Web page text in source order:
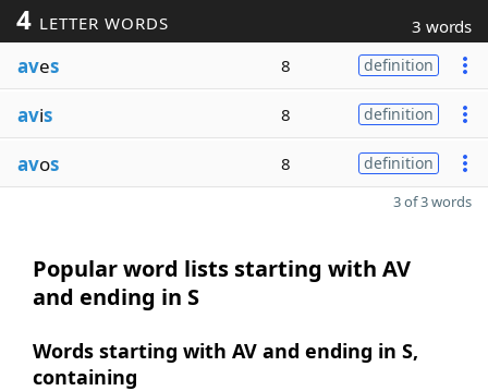
4 LETTER WORDS 3 words
aves 8 definition
avis 8 definition
avos 8 definition
3 of 3 words
Popular word lists starting with AV
and ending in S
Words starting with AV and ending in S,
containing